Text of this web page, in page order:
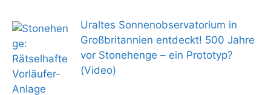
Uraltes Sonnenobservatorium in
Großbritannien entdeckt! 500 Jahre
vor Stonehenge – ein Prototyp?
(Video)